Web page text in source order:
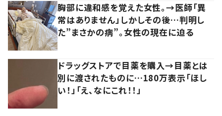
胸部に違和感を覚えた女性。→医師「異
常はありません」しかしその後…判明し
た”まさかの病”。女性の現在に迫る
ドラッグストアで目薬を購入→目薬とは
別に渡されたものに…180万表示「ほし
い！」「え、なにこれ！！」